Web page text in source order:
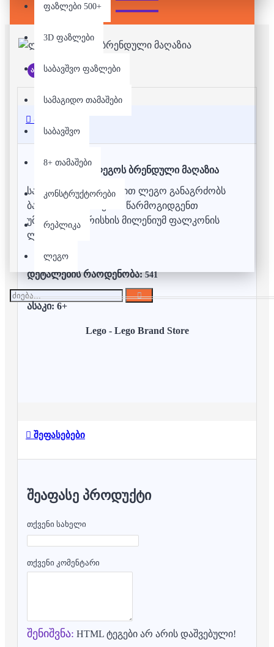
ფაზლები 500+
3D ფაზლები
საბავშვო ფაზლები
სამაგიდო თამაშები
საბავშვო
8+ თამაშები
კონსტრუქტორები
რეპლიკა
ლეგო
არ არის მარაგში
აღწერა
ლეგო - ლეგოს ბრენდული მაღაზია
საუკუნოვანი ისტორიით ლეგო განაგრძობს
ბავშვების გახარებას. წარმოგიდგენთ
უმაღლესი ხარისხის მილენიუმ ფალკონის
ლეგოს.
დეტალების რაოდენობა:541
ასაკი: 6+
Lego - Lego Brand Store
შეფასებები
ᲨᲔᲐᲤᲐᲡᲔ ᲞᲠᲝᲓᲣᲥᲢᲘ
თქვენი სახელი
თქვენი კომენტარი
შენიშვნა: HTML ტეგები არ არის დაშვებული!